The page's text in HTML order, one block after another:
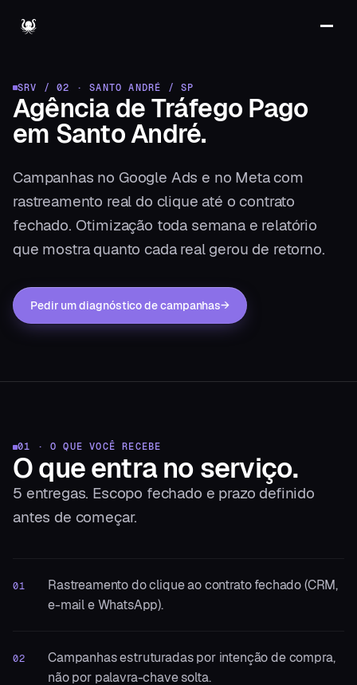
SRV / 02 ·SANTO ANDRÉ /SP
Agência de Tráfego Pago
em Santo André.
Campanhas no Google Ads e no Meta com
rastreamento real do clique até o contrato
fechado. Otimização toda semana e relatório
que mostra quanto cada real gerou de retorno.
Pedir um diagnóstico de campanhas→
01 · O QUE VOCÊ RECEBE
O que entrano serviço.
5 entregas. Escopo fechado e prazo definido
antes de começar.
01
Rastreamento do clique ao contrato fechado (CRM,
e-mail e WhatsApp).
02
Campanhas estruturadas por intenção de compra,
não por palavra-chave solta.